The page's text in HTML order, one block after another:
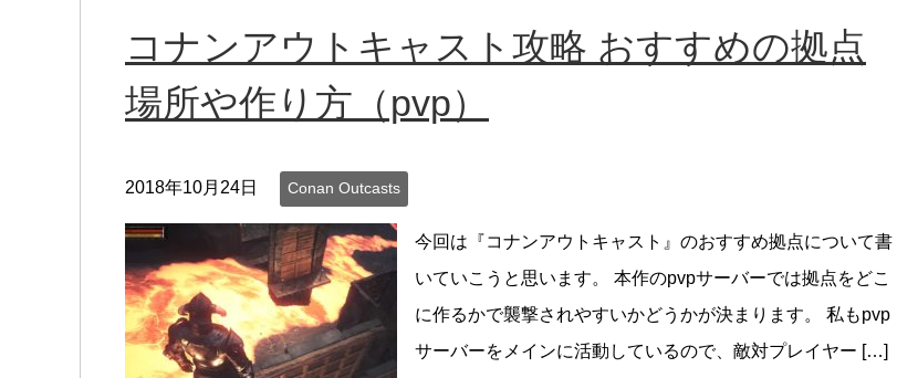
コナンアウトキャスト攻略 おすすめの拠点
場所や作り方（pvp）
2018年10月24日 Conan Outcasts
今回は『コナンアウトキャスト』のおすすめ拠点について書
いていこうと思います。 本作のpvpサーバーでは拠点をどこ
に作るかで襲撃されやすいかどうかが決まります。 私もpvp
サーバーをメインに活動しているので、敵対プレイヤー […]